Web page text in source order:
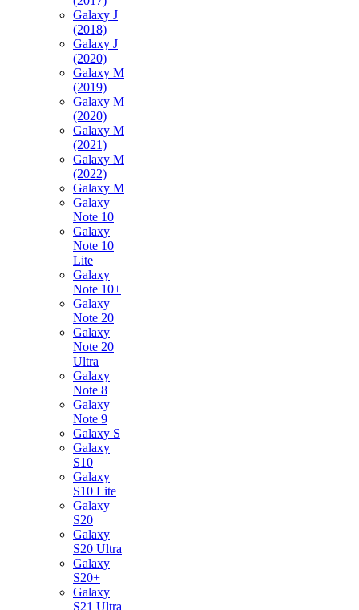
Galaxy J
(2018)
Galaxy J
(2020)
Galaxy M
(2019)
Galaxy M
(2020)
Galaxy M
(2021)
Galaxy M
(2022)
Galaxy M
Galaxy
Note 10
Galaxy
Note 10
Lite
Galaxy
Note 10+
Galaxy
Note 20
Galaxy
Note 20
Ultra
Galaxy
Note 8
Galaxy
Note 9
Galaxy S
Galaxy
S10
Galaxy
S10 Lite
Galaxy
S20
Galaxy
S20 Ultra
Galaxy
S20+
Galaxy
S21 Ultra